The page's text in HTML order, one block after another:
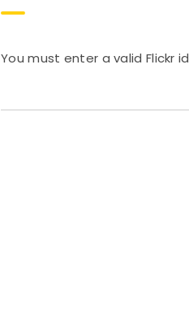
You must enter a valid Flickr id